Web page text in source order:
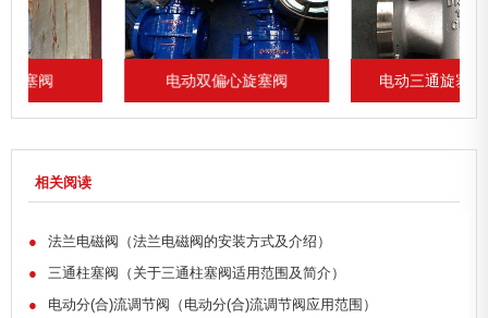
电动双偏心旋塞阀 电动三通旋塞阀ZCDR
相关阅读
●
法兰电磁阀（法兰电磁阀的安装方式及介绍）
●
三通柱塞阀（关于三通柱塞阀适用范围及简介）
●
电动分(合)流调节阀（电动分(合)流调节阀应用范围）